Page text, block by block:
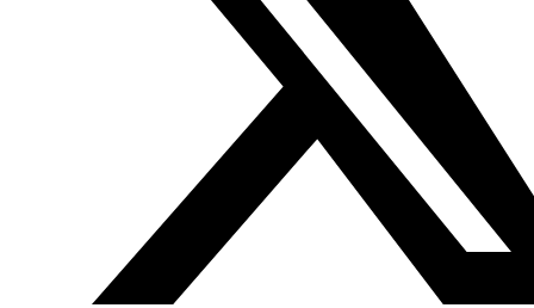
expresión, luchando por la libertad y contra la tiranía de
una única opinión, del autoritarismo y de la prohibición de
No tratamos de competir con otras páginas ni buscamos
noticias de última hora, lo que intentamos es dar cuenta
de lo que ronda por las mentes y los corazones de los
lectores, asegurándonos de que la caricatura no sea un
insulto a su inteligencia.